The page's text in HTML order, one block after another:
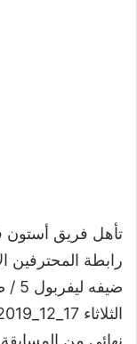
تأهل فريق أستون
رابطة المحترفين
نهائي من